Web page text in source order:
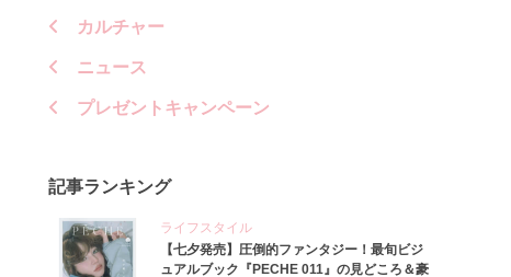
カルチャー
ニュース
プレゼントキャンペーン
記事ランキング
ライフスタイル
【七夕発売】圧倒的ファンタジー！最旬ビジ
ュアルブック『PECHE 011』の見どころ＆豪